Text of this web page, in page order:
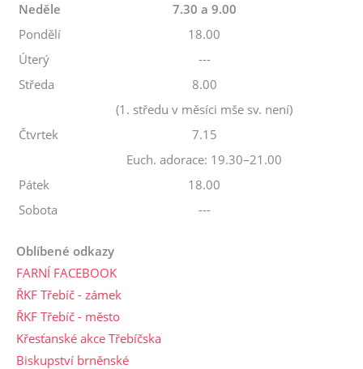
Neděle
7.30 a 9.00
Pondělí
18.00
Úterý
---
Středa
8.00
(1. středu v měsíci mše sv. není)
Čtvrtek
7.15
Euch. adorace: 19.30–21.00
Pátek
18.00
Sobota
---
Oblíbené odkazy
FARNÍ FACEBOOK
ŘKF Třebíč - zámek
ŘKF Třebíč - město
Křesťanské akce Třebíčska
Biskupství brněnské